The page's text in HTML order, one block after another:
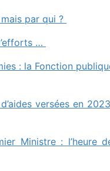
par qui ?
…
: la Fonction
d’aides versées en
Ministre : l’heure